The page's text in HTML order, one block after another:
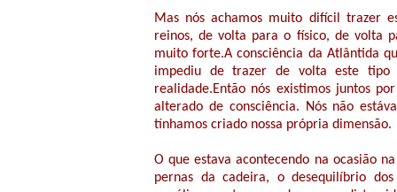
Mas nós achamos muito difícil trazer
reinos, de volta para o físico, de volta
muito forte.A consciência da Atlântida
impediu de trazer de volta este
realidade.Então nós existimos juntos
alterado de consciência. Nós não
tínhamos criado nossa própria dimensão.
O que estava acontecendo na ocasião
pernas da cadeira, o desequilíbrio